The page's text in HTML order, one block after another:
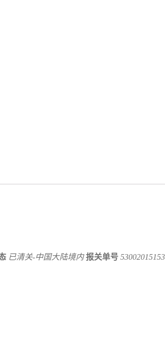
已清关-中国大陆境内 报关单号